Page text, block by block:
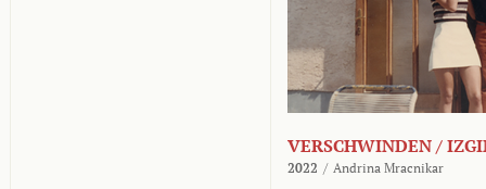
VERSCHWINDEN /
2022 / Andrina Mracnikar